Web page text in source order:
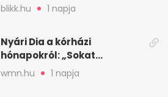
2026. augusztus 4-i húzáson
blikk.hu 1 napja
Nyári Dia a kórházi
hónapokról: „Sokat
veszekedtem Istennel”
wmn.hu 1 napja